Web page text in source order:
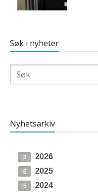
Søk i nyheter
Nyhetsarkiv
3 2026
6 2025
5 2024